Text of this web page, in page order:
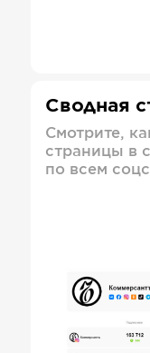
Сводная
Смотрите,
страницы в
по всем